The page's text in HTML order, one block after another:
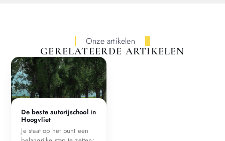
Onze artikelen
GERELATEERDE ARTIKELEN
De beste autorijschool in
Hoogvliet
Je staat op het punt een